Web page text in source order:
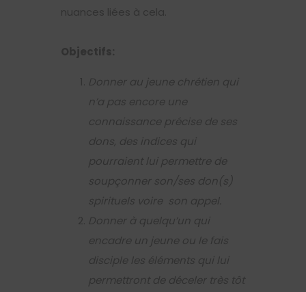
nuances liées à cela.
Objectifs:
Donner au jeune chrétien qui
n’a pas encore une
connaissance précise de ses
dons, des indices qui
pourraient lui permettre de
soupçonner son/ses don(s)
spirituels voire son appel.
Donner à quelqu’un qui
encadre un jeune ou le fais
disciple les éléments qui lui
permettront de déceler très tôt